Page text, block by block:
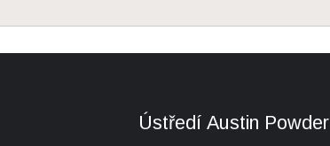
Ústředí Austin Powder